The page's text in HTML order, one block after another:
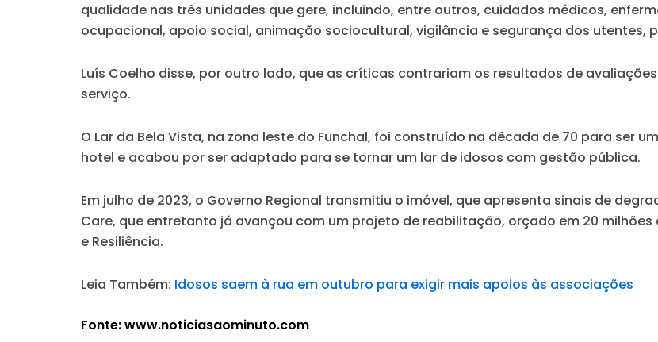
qualidade nas três unidades que gere, incluindo, entre outros, cuidados médicos,
ocupacional, apoio social, animação sociocultural, vigilância e segurança dos utentes,
Luís Coelho disse, por outro lado, que as críticas contrariam os resultados de
serviço.
O Lar da Bela Vista, na zona leste do Funchal, foi construído na década de 70 para ser
hotel e acabou por ser adaptado para se tornar um lar de idosos com gestão pública.
Em julho de 2023, o Governo Regional transmitiu o imóvel, que apresenta sinais de
Care, que entretanto já avançou com um projeto de reabilitação, orçado em 20
e Resiliência.
Leia Também: Idosos saem à rua em outubro para exigir mais apoios às associações
Fonte: www.noticiasaominuto.com